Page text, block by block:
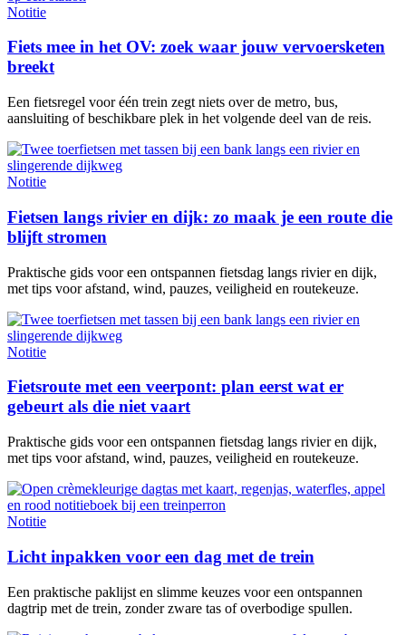
Notitie
Fiets mee in het OV: zoek waar jouw vervoersketen
breekt
Een fietsregel voor één trein zegt niets over de metro, bus,
aansluiting of beschikbare plek in het volgende deel van de reis.
Notitie
Fietsen langs rivier en dijk: zo maak je een route die
blijft stromen
Praktische gids voor een ontspannen fietsdag langs rivier en dijk,
met tips voor afstand, wind, pauzes, veiligheid en routekeuze.
Notitie
Fietsroute met een veerpont: plan eerst wat er
gebeurt als die niet vaart
Praktische gids voor een ontspannen fietsdag langs rivier en dijk,
met tips voor afstand, wind, pauzes, veiligheid en routekeuze.
Notitie
Licht inpakken voor een dag met de trein
Een praktische paklijst en slimme keuzes voor een ontspannen
dagtrip met de trein, zonder zware tas of overbodige spullen.